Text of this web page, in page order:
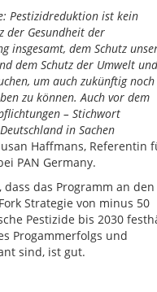
Pestizidreduktion ist kein
der Gesundheit der
insgesamt, dem Schutz
dem Schutz der Umwelt und
um auch zukünftig noch
zu können. Auch vor dem
– Stichwort
in Sachen
Haffmans, Referentin
PAN Germany.
dass das Programm an den
Strategie von minus 50
Pestizide bis 2030
Progammerfolgs und
sind, ist gut.